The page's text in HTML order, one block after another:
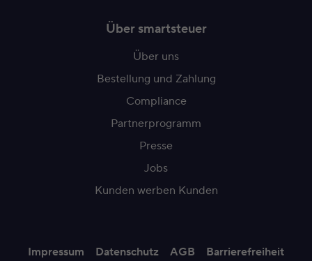
Über smartsteuer
Über uns
Bestellung und Zahlung
Compliance
Partnerprogramm
Presse
Jobs
Kunden werben Kunden
Impressum Datenschutz AGB
Barrierefreiheit